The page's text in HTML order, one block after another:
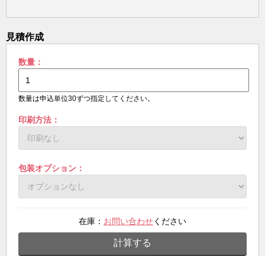
見積作成
数量：
数量は申込単位30ずつ指定してください。
印刷方法：
包装オプション：
在庫： お問い合わせください
計算する